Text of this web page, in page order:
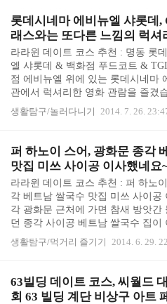
전에 러버덕을 보고 가려고 석촌호
러버덕 프로젝트 기간은 2014년 10
년 11월 14일까지라고 합니다. 롯데
덕 보러 가려면 어느 쪽이냐고 안내
니, 산책로에서 조금만 걸으면 러버
주었습니다. 롯데월드몰 바로 앞에
하게 꾸며져 있었습니다. 역광까지 ..
롯데시네마 에비뉴엘 샤롯데,
래스와는 또다른 느낌의 럭셔
스 추천
라라윈 데이트 코스 추천 : 명동 롯
엘 샤롯데 & 백화점 푸드코트 &
점 에비뉴엘 위에 있는 롯데시네마
관에서 럭셔리한 영화 관람을 즐겼
클래스만 몇 번 가보다가 롯데시네
데 관은 처음입니다. 둘 다 프리미엄
느낌의 고급스러움이라면 롯데시네
데는 클래식한 호텔같은 고급스러
다. 돈 들인 보람이 있는 데이트 코
집에서 명동 롯데백화점이 가깝습
롯데백화점 본점 앞에 내리고, 다시
앞에서 버스를 타고 집에 돌아올 수
서 어릴 적에 집에서 땡깡부리고 있
와 동생을..
생활탐구/놀러다니기 2014. 7. 26.
퍼 하노이 스어, 광화문 종각
맛집 미쓰 사이공 이사했네요
라라윈 데이트 코스 추천 : 퍼 하노
각 베트남 쌀국수 맛집 미쓰 사이공
각 광화문 근처에 가면 참새 방앗간
던 종각 사이공 베트남 쌀국수 집이
다. 지난 봄에 종각 영풍문고에 있다
왔으니 사이공의 제대로 맛낸 쌀국
니다. 진한 베트남 쌀국수와 볶음면,
밥이 먹고 싶었는데... 못 먹은 것이
생활탐구/먹거리 즐기기 2014. 6. 29.
63빌딩 데이트 코스, 씨월드
회 63 빌딩 계단 비상구 아트